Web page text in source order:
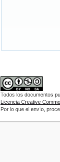
Todos los documentos
Licencia Creative
Por lo que el envío,